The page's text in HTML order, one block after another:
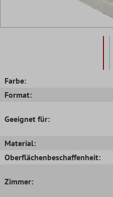
Farbe:
Format:
Geeignet für:
Material:
Oberflächenbeschaffenheit:
Zimmer: